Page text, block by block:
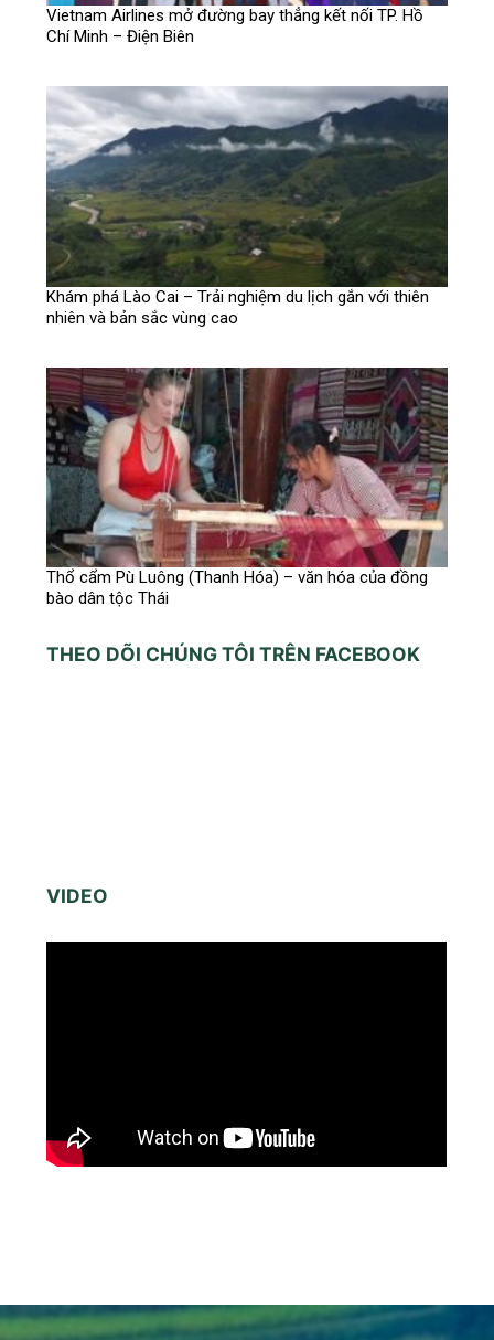
Vietnam Airlines mở đường bay thẳng kết nối TP. Hồ
Chí Minh – Điện Biên
Khám phá Lào Cai – Trải nghiệm du lịch gắn với thiên
nhiên và bản sắc vùng cao
Thổ cẩm Pù Luông (Thanh Hóa) – văn hóa của đồng
bào dân tộc Thái
THEO DÕI CHÚNG TÔI TRÊN FACEBOOK
VIDEO